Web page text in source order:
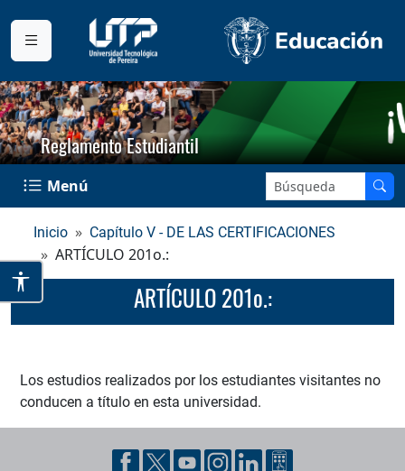
Reglamento Estudiantil
Menú Buscar en el sitio:
Inicio Capítulo V - DE LAS CERTIFICACIONES
ARTÍCULO 201o.:
ARTÍCULO 201o.:
Los estudios realizados por los estudiantes visitantes no
conducen a título en esta universidad.
Pie de página con información de contacto, redes sociales y